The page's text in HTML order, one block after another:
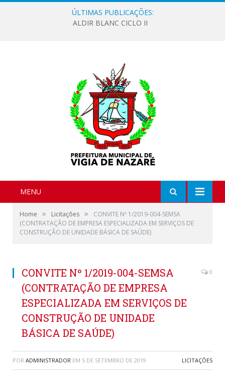
ÚLTIMAS PUBLICAÇÕES:
ALDIR BLANC CICLO II
MENU
Home » Licitações »
CONVITE Nº 1/2019-004-SEMSA
(CONTRATAÇÃO DE EMPRESA ESPECIALIZADA EM SERVIÇOS DE
CONSTRUÇÃO DE UNIDADE BÁSICA DE SAÚDE)
CONVITE Nº 1/2019-004-SEMSA
(CONTRATAÇÃO DE EMPRESA
ESPECIALIZADA EM SERVIÇOS DE
CONSTRUÇÃO DE UNIDADE
BÁSICA DE SAÚDE)
0
POR ADMINISTRADOR EM 5 DE SETEMBRO DE 2019 LICITAÇÕES